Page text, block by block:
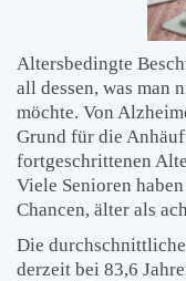
Altersbedingte
all dessen, was man
möchte. Von
Grund für die
fortgeschrittenen
Viele Senioren
Chancen, älter als
Die
derzeit bei 83,6